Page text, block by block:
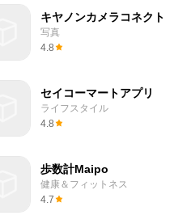
キヤノンカメラコネクト
写真
4.8
セイコーマートアプリ
ライフスタイル
4.8
歩数計Maipo
健康＆フィットネス
4.7